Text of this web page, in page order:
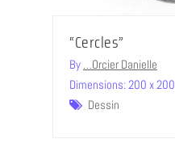
“Cercles”
By
…Orcier Danielle
Dimensions: 200 x 200
Dessin